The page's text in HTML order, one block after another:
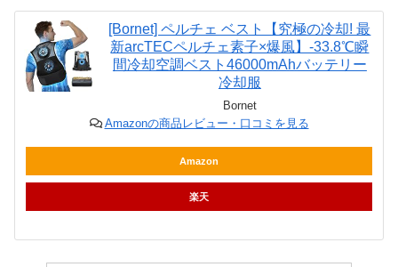
[Bornet] ペルチェ ベスト【究極の冷却! 最
新arcTECペルチェ素子×爆風】-33.8℃瞬
間冷却空調ベスト46000mAhバッテリー
冷却服
Bornet
Amazonの商品レビュー・口コミを見る
Amazon
楽天